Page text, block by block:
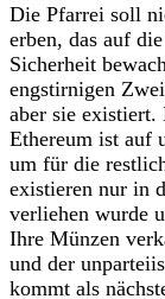
Die Pfarrei soll
erben, das auf
Sicherheit
engstirnigen
aber sie existiert.
Ethereum ist auf
um für die
existieren nur in
verliehen wurde
Ihre Münzen
und der
kommt als